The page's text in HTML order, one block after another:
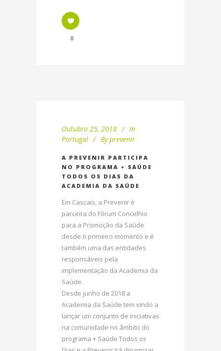
0
Outubro 25, 2018
In
Portugal
By prevenir
A PREVENIR PARTICIPA
NO PROGRAMA + SAÚDE
TODOS OS DIAS DA
ACADEMIA DA SAÚDE
Em Cascais, a Prevenir é
parceira do Fórum Concelhio
para a Promoção da Saúde
desde o primeiro momento e é
também uma das entidades
responsáveis pela
implementação da Academia da
Saúde.
Desde junho de 2018 a
Academia da Saúde tem vindo a
lançar um conjunto de iniciativas
na comunidade no âmbito do
programa + Saúde Todos os